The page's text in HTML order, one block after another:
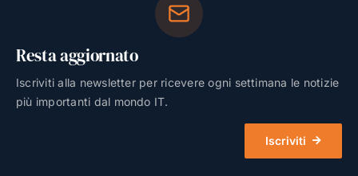
Resta aggiornato
Iscriviti alla newsletter per ricevere ogni settimana le notizie
più importanti dal mondo IT.
Iscriviti